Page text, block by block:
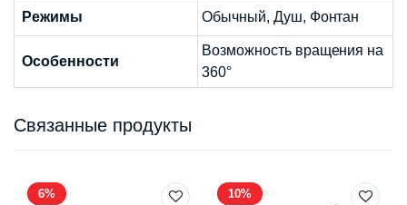
Режимы Обычный, Душ, Фонтан
Особенности
Возможность вращения на
360°
Связанные продукты
6% 10%